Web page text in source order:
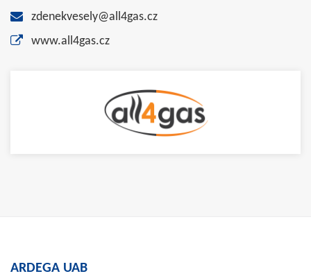
zdenekvesely@all4gas.cz
www.all4gas.cz
ARDEGA UAB